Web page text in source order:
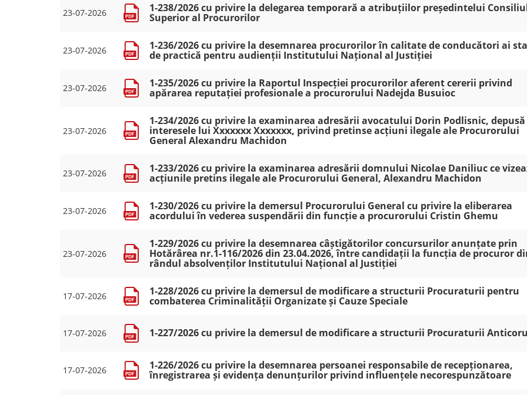
23-07-2026 1-238/2026 cu privire la delegarea temporară a atribuțiilor președintelui
Superior al Procurorilor
23-07-2026 1-236/2026 cu privire la desemnarea procurorilor în calitate de conducători ai
de practică pentru audienții Institutului Național al Justiției
23-07-2026 1-235/2026 cu privire la Raportul Inspecției procurorilor aferent cererii privind
apărarea reputației profesionale a procurorului Nadejda Busuioc
23-07-2026
1-234/2026 cu privire la examinarea adresării avocatului Dorin Podlisnic,
interesele lui Xxxxxxx Xxxxxxx, privind pretinse acțiuni ilegale ale Procurorului
General Alexandru Machidon
23-07-2026 1-233/2026 cu privire la examinarea adresării domnului Nicolae Daniliuc ce
acțiunile pretins ilegale ale Procurorului General, Alexandru Machidon
23-07-2026 1-230/2026 cu privire la demersul Procurorului General cu privire la eliberarea
acordului în vederea suspendării din funcție a procurorului Cristin Ghemu
23-07-2026
1-229/2026 cu privire la desemnarea câștigătorilor concursurilor anunțate prin
Hotărârea nr.1-116/2026 din 23.04.2026, între candidații la funcția de procuror
rândul absolvenților Institutului Național al Justiției
17-07-2026 1-228/2026 cu privire la demersul de modificare a structurii Procuraturii pentru
combaterea Criminalității Organizate și Cauze Speciale
17-07-2026 1-227/2026 cu privire la demersul de modificare a structurii Procuraturii
17-07-2026 1-226/2026 cu privire la desemnarea persoanei responsabile de recepționarea,
înregistrarea și evidența denunțurilor privind influențele necorespunzătoare